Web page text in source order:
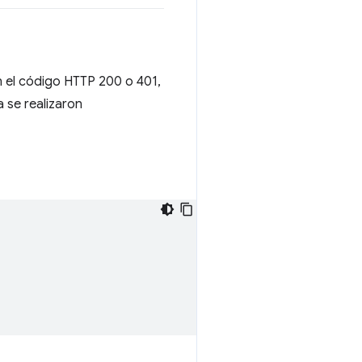
código HTTP 200 o 401,
se realizaron